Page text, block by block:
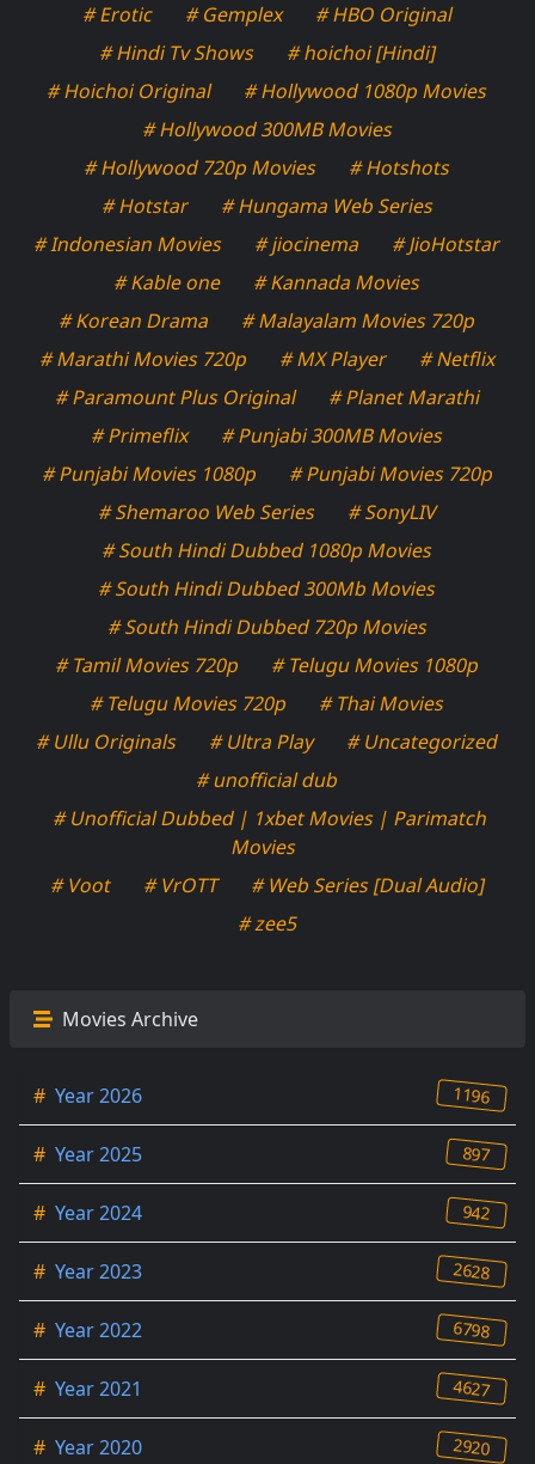
# Erotic
# Gemplex
# HBO Original
# Hindi Tv Shows
# hoichoi [Hindi]
# Hoichoi Original
# Hollywood 1080p Movies
# Hollywood 300MB Movies
# Hollywood 720p Movies
# Hotshots
# Hotstar
# Hungama Web Series
# Indonesian Movies
# jiocinema
# JioHotstar
# Kable one
# Kannada Movies
# Korean Drama
# Malayalam Movies 720p
# Marathi Movies 720p
# MX Player
# Netflix
# Paramount Plus Original
# Planet Marathi
# Primeflix
# Punjabi 300MB Movies
# Punjabi Movies 1080p
# Punjabi Movies 720p
# Shemaroo Web Series
# SonyLIV
# South Hindi Dubbed 1080p Movies
# South Hindi Dubbed 300Mb Movies
# South Hindi Dubbed 720p Movies
# Tamil Movies 720p
# Telugu Movies 1080p
# Telugu Movies 720p
# Thai Movies
# Ullu Originals
# Ultra Play
# Uncategorized
# unofficial dub
# Unofficial Dubbed | 1xbet Movies | Parimatch
Movies
# Voot
# VrOTT
# Web Series [Dual Audio]
# zee5
Movies Archive
# Year 2026 1196
# Year 2025 897
# Year 2024 942
# Year 2023 2628
# Year 2022 6798
# Year 2021 4627
# Year 2020 2920